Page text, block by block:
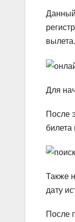
Данный
вылета.
Для
После
Также
дату
После